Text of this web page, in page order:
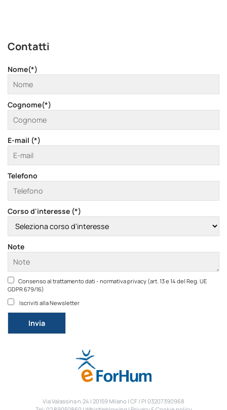
Contatti
Nome(*)
Cognome(*)
E-mail (*)
Telefono
Corso d'interesse (*)
Note
Consenso al trattamento dati - normativa privacy (art. 13 e 14 del Reg. UE
GDPR 679/16)
Iscriviti alla Newsletter
Via Valassina n.24 | 20159 Milano | CF / PI 03207390968